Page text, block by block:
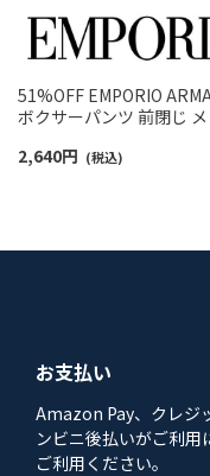
51%OFF EMPORIO
ボクサーパンツ 前閉じ
2,640円 (税込)
お支払い
Amazon Pay、クレジ
ンビニ後払いがご利用
ご利用ください。